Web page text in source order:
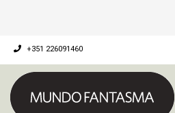
+351 226091460